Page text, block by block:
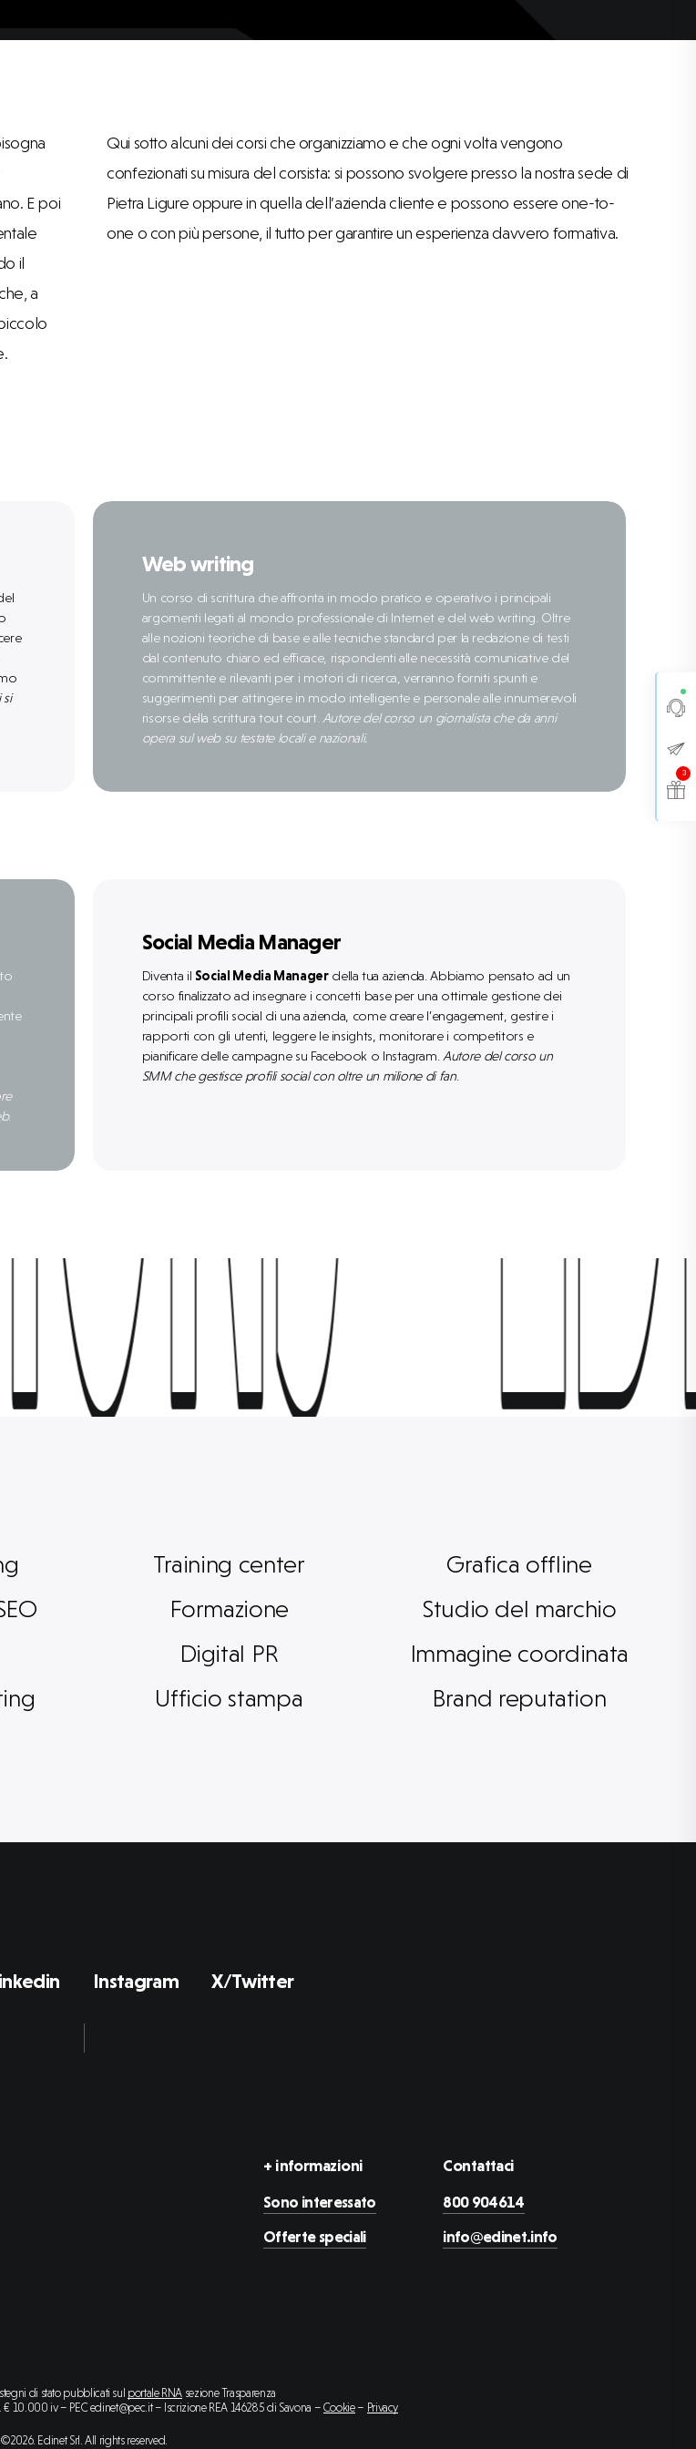
3
E poi
il
a
Qui sotto alcuni dei corsi che organizziamo e che ogni volta vengono
confezionati su misura del corsista: si possono svolgere presso la nostra sede di
Pietra Ligure oppure in quella dell’azienda cliente e possono essere one-to-
one o con più persone, il tutto per garantire un esperienza davvero formativa.
Web writing
Un corso di scrittura che affronta in modo pratico e operativo i principali
argomenti legati al mondo professionale di Internet e del web writing. Oltre
alle nozioni teoriche di base e alle tecniche standard per la redazione di testi
dal contenuto chiaro ed efficace, rispondenti alle necessità comunicative del
committente e rilevanti per i motori di ricerca, verranno forniti spunti e
suggerimenti per attingere in modo intelligente e personale alle innumerevoli
risorse della scritturatout court. Autore del corso un giornalista che da anni
opera sul web su testate locali e nazionali.
.
Social Media Manager
Diventa il Social Media Managerdella tua azienda. Abbiamo pensato ad un
corso finalizzato ad insegnare i concetti base per una ottimale gestione dei
principali profili social di una azienda, come creare l’engagement, gestire i
rapporti con gli utenti, leggere le insights, monitorare i competitors e
pianificare delle campagne su Facebook o Instagram. Autore del corso un
SMM che gestisce profili social con oltre un milione di fan.
Training center
Formazione
Digital PR
Ufficio stampa
Grafica offline
Studio del marchio
Immagine coordinata
Brand reputation
Instagram X/Twitter
+ informazioni
Sono interessato
Offerte speciali
Contattaci
800 904614
info@edinet.info
di stato pubblicati sul portale RNA sezione Trasparenza
10.000 iv – PEC edinet@pec.it – Iscrizione REA 146285 di Savona – Cookie– Privacy
©2026. Edinet Srl. All rights reserved.